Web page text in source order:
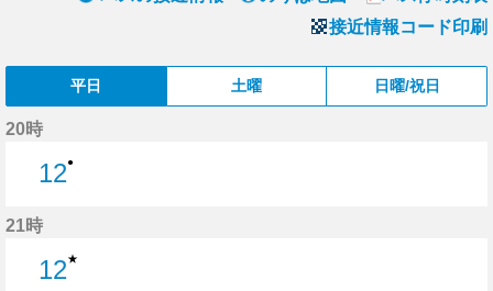
接近情報コード印刷
平日 土曜 日曜/祝日
20時
12●
21時
12★